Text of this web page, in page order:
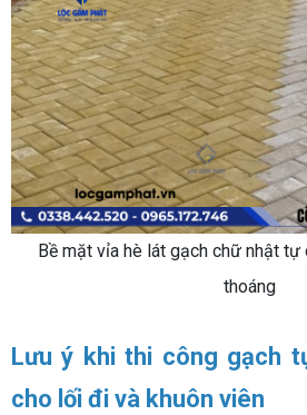
Bề mặt vỉa hè lát gạch chữ nhật tự
thoáng
Lưu ý khi thi công gạch
cho lối đi và khuôn viên